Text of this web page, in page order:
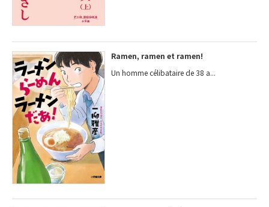
Ramen, ramen et ramen!
Un homme célibataire de 38 a...